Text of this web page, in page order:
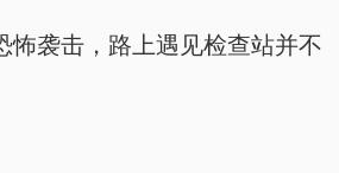
怖袭击，路上遇见检查站并不